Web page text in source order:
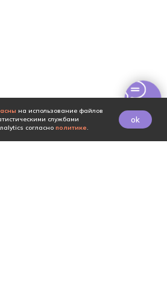
на использование файлов
службами
согласно политике.
ok